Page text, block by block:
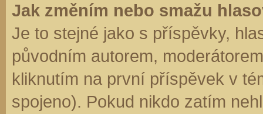
Jak změním nebo smažu
Je to stejné jako s příspěvky,
původním autorem,
kliknutím na první příspěvek v
spojeno). Pokud nikdo zatím